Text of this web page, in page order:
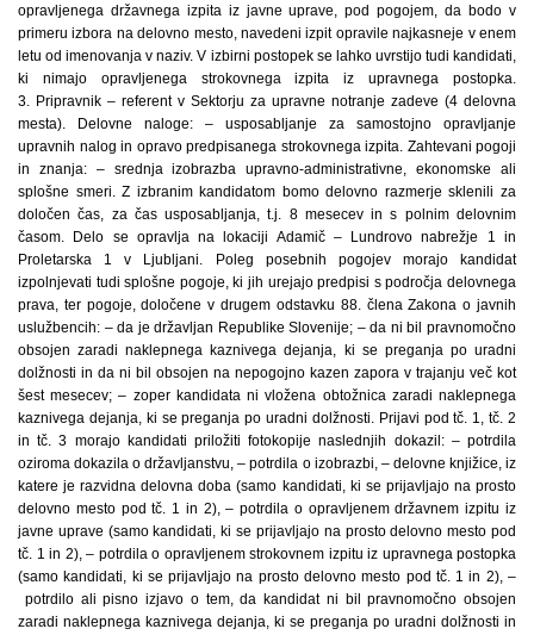
opravljenega državnega izpita iz javne uprave, pod pogojem, da bodo v
primeru izbora na delovno mesto, navedeni izpit opravile najkasneje v enem
letu od imenovanja v naziv. V izbirni postopek se lahko uvrstijo tudi kandidati,
ki nimajo opravljenega strokovnega izpita iz upravnega postopka.
3. Pripravnik – referent v Sektorju za upravne notranje zadeve (4 delovna
mesta). Delovne naloge: – usposabljanje za samostojno opravljanje
upravnih nalog in opravo predpisanega strokovnega izpita. Zahtevani pogoji
in znanja: – srednja izobrazba upravno-administrativne, ekonomske ali
splošne smeri. Z izbranim kandidatom bomo delovno razmerje sklenili za
določen čas, za čas usposabljanja, t.j. 8 mesecev in s polnim delovnim
časom. Delo se opravlja na lokaciji Adamič – Lundrovo nabrežje 1 in
Proletarska 1 v Ljubljani. Poleg posebnih pogojev morajo kandidat
izpolnjevati tudi splošne pogoje, ki jih urejajo predpisi s področja delovnega
prava, ter pogoje, določene v drugem odstavku 88. člena Zakona o javnih
uslužbencih: – da je državljan Republike Slovenije; – da ni bil pravnomočno
obsojen zaradi naklepnega kaznivega dejanja, ki se preganja po uradni
dolžnosti in da ni bil obsojen na nepogojno kazen zapora v trajanju več kot
šest mesecev; – zoper kandidata ni vložena obtožnica zaradi naklepnega
kaznivega dejanja, ki se preganja po uradni dolžnosti. Prijavi pod tč. 1, tč. 2
in tč. 3 morajo kandidati priložiti fotokopije naslednjih dokazil: – potrdila
oziroma dokazila o državljanstvu, – potrdila o izobrazbi, – delovne knjižice, iz
katere je razvidna delovna doba (samo kandidati, ki se prijavljajo na prosto
delovno mesto pod tč. 1 in 2), – potrdila o opravljenem državnem izpitu iz
javne uprave (samo kandidati, ki se prijavljajo na prosto delovno mesto pod
tč. 1 in 2), – potrdila o opravljenem strokovnem izpitu iz upravnega postopka
(samo kandidati, ki se prijavljajo na prosto delovno mesto pod tč. 1 in 2), –
potrdilo ali pisno izjavo o tem, da kandidat ni bil pravnomočno obsojen
zaradi naklepnega kaznivega dejanja, ki se preganja po uradni dolžnosti in